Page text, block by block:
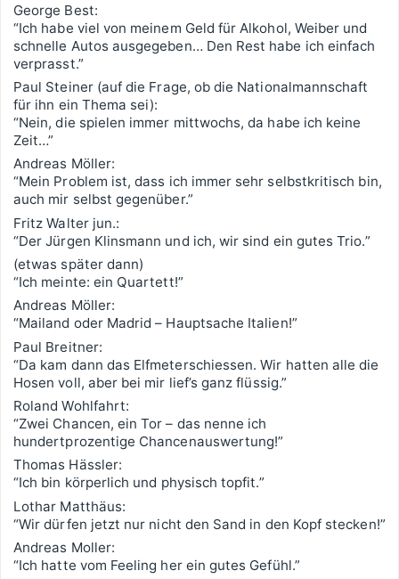
George Best:
“Ich habe viel von meinem Geld für Alkohol, Weiber und
schnelle Autos ausgegeben… Den Rest habe ich einfach
verprasst.”
Paul Steiner (auf die Frage, ob die Nationalmannschaft
für ihn ein Thema sei):
“Nein, die spielen immer mittwochs, da habe ich keine
Zeit…”
Andreas Möller:
“Mein Problem ist, dass ich immer sehr selbstkritisch bin,
auch mir selbst gegenüber.”
Fritz Walter jun.:
“Der Jürgen Klinsmann und ich, wir sind ein gutes Trio.”
(etwas später dann)
“Ich meinte: ein Quartett!”
Andreas Möller:
“Mailand oder Madrid – Hauptsache Italien!”
Paul Breitner:
“Da kam dann das Elfmeterschiessen. Wir hatten alle die
Hosen voll, aber bei mir lief’s ganz flüssig.”
Roland Wohlfahrt:
“Zwei Chancen, ein Tor – das nenne ich
hundertprozentige Chancenauswertung!”
Thomas Hässler:
“Ich bin körperlich und physisch topfit.”
Lothar Matthäus:
“Wir dürfen jetzt nur nicht den Sand in den Kopf stecken!”
Andreas Moller:
“Ich hatte vom Feeling her ein gutes Gefühl.”